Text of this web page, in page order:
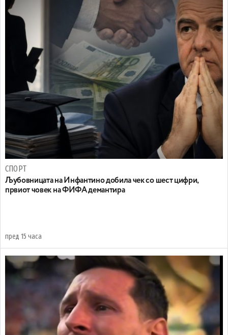
СПОРТ
Љубовницата на Инфантино добила чек со шест цифри,
првиот човек на ФИФА демантира
пред 15 часа